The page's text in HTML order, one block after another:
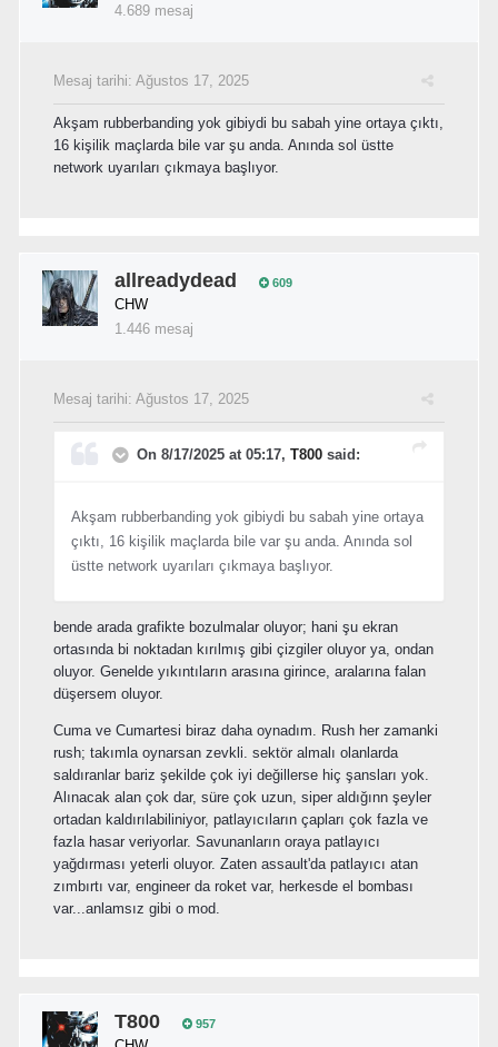
4.689 mesaj
Mesaj tarihi: Ağustos 17, 2025
Akşam rubberbanding yok gibiydi bu sabah yine ortaya çıktı,
16 kişilik maçlarda bile var şu anda. Anında sol üstte
network uyarıları çıkmaya başlıyor.
allreadydead 609
CHW
1.446 mesaj
Mesaj tarihi: Ağustos 17, 2025
On 8/17/2025 at 05:17, T800 said:
Akşam rubberbanding yok gibiydi bu sabah yine ortaya
çıktı, 16 kişilik maçlarda bile var şu anda. Anında sol
üstte network uyarıları çıkmaya başlıyor.
bende arada grafikte bozulmalar oluyor; hani şu ekran
ortasında bi noktadan kırılmış gibi çizgiler oluyor ya, ondan
oluyor. Genelde yıkıntıların arasına girince, aralarına falan
düşersem oluyor.
Cuma ve Cumartesi biraz daha oynadım. Rush her zamanki
rush; takımla oynarsan zevkli. sektör almalı olanlarda
saldıranlar bariz şekilde çok iyi değillerse hiç şansları yok.
Alınacak alan çok dar, süre çok uzun, siper aldığınn şeyler
ortadan kaldırılabiliniyor, patlayıcıların çapları çok fazla ve
fazla hasar veriyorlar. Savunanların oraya patlayıcı
yağdırması yeterli oluyor. Zaten assault'da patlayıcı atan
zımbırtı var, engineer da roket var, herkesde el bombası
var...anlamsız gibi o mod.
T800 957